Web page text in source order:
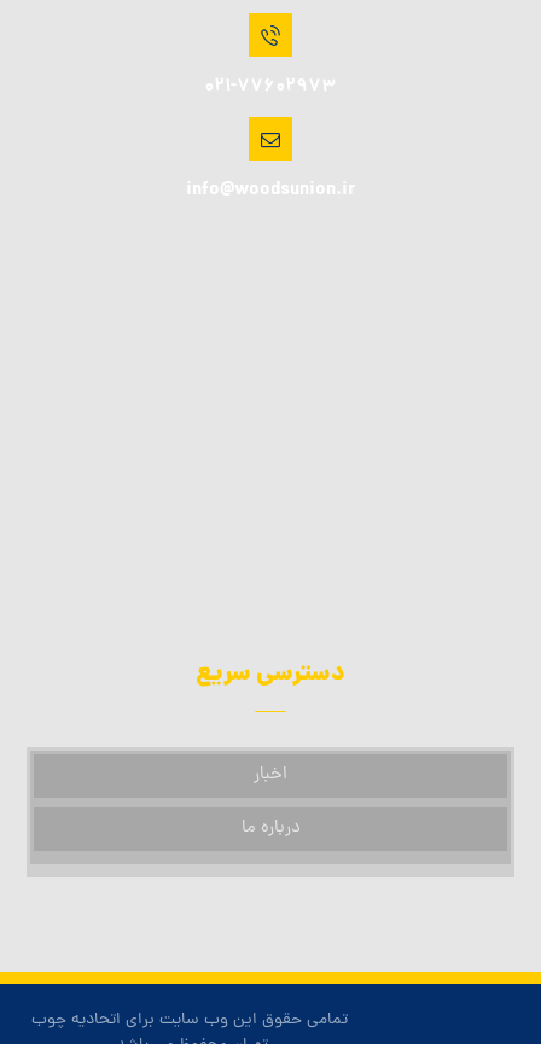
021-77602973
info@woodsunion.ir
دسترسی سریع
اخبار
درباره ما
تمامی حقوق این وب سایت برای اتحادیه چوب